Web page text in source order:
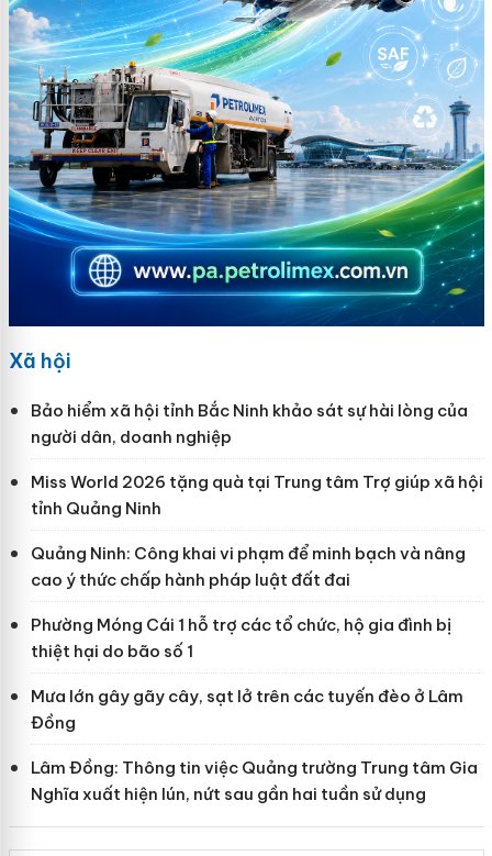
Xã hội
Bảo hiểm xã hội tỉnh Bắc Ninh khảo sát sự hài lòng của
người dân, doanh nghiệp
Miss World 2026 tặng quà tại Trung tâm Trợ giúp xã hội
tỉnh Quảng Ninh
Quảng Ninh: Công khai vi phạm để minh bạch và nâng
cao ý thức chấp hành pháp luật đất đai
Phường Móng Cái 1 hỗ trợ các tổ chức, hộ gia đình bị
thiệt hại do bão số 1
Mưa lớn gây gãy cây, sạt lở trên các tuyến đèo ở Lâm
Đồng
Lâm Đồng: Thông tin việc Quảng trường Trung tâm Gia
Nghĩa xuất hiện lún, nứt sau gần hai tuần sử dụng